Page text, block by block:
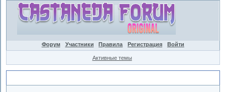
Форум Участники Правила Регистрация Войти
Активные темы